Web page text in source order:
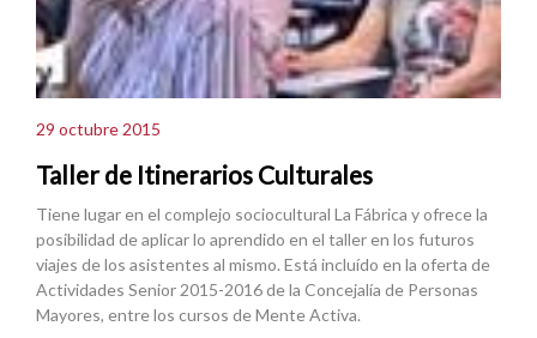
29 octubre 2015
Taller de Itinerarios Culturales
Tiene lugar en el complejo sociocultural La Fábrica y ofrece la
posibilidad de aplicar lo aprendido en el taller en los futuros
viajes de los asistentes al mismo. Está incluído en la oferta de
Actividades Senior 2015-2016 de la Concejalía de Personas
Mayores, entre los cursos de Mente Activa.